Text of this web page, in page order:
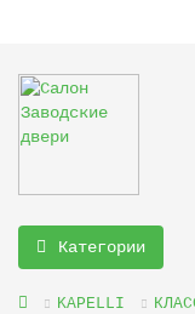
Категории
KAPELLI